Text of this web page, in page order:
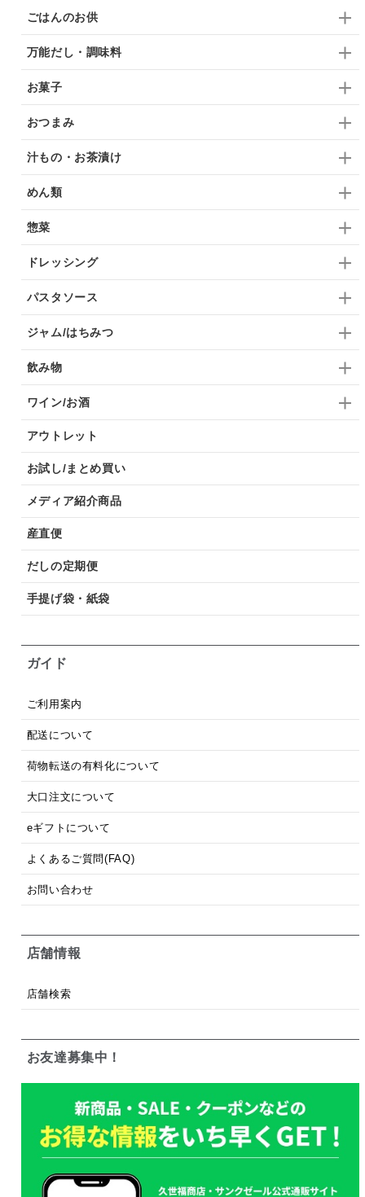
ごはんのお供
万能だし・調味料
お菓子
おつまみ
汁もの・お茶漬け
めん類
惣菜
ドレッシング
パスタソース
ジャム/はちみつ
飲み物
ワイン/お酒
アウトレット
お試し/まとめ買い
メディア紹介商品
産直便
だしの定期便
手提げ袋・紙袋
ガイド
ご利用案内
配送について
荷物転送の有料化について
大口注文について
eギフトについて
よくあるご質問(FAQ)
お問い合わせ
店舗情報
店舗検索
お友達募集中！